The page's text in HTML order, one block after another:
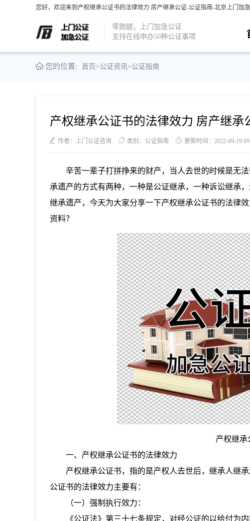
您好，欢迎来到产权继承公证书的法律效力 房产继承公证-公证指南-北京上门加
零跑腿，上门加急公证
支持在线申办50种公证事项
您的位置: 首页>公证资讯>公证指南
产权继承公证书的法律效力 房产继承
作者：上门公证咨询 类别：公证指南 更新时间：2022-09-19
辛苦一辈子打拼挣来的财产，当人去世的时候是无
承遗产的方式有两种，一种是公证继承，一种诉讼继承
继承遗产，今天为大家分享一下产权继承公证书的法律效
资料？
产权继承
一、 产权继承公证书的法律效力
产权继承公证书，指的是产权人去世后，继承人继
公证书的法律效力主要有：
（一）强制执行效力：
《公证法》 第三十七条规定， 对经公证的以给付为